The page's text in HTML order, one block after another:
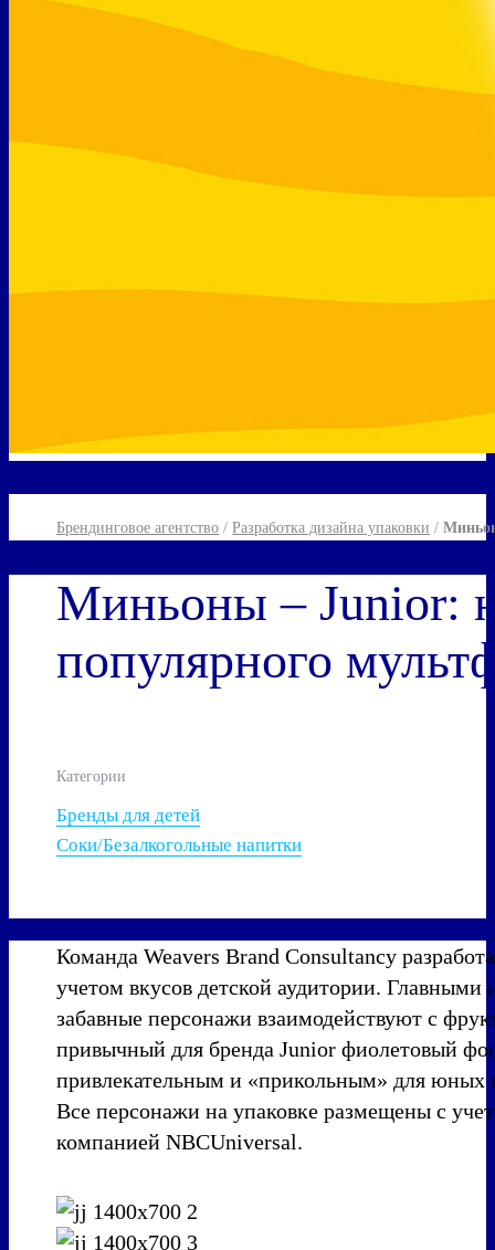
Брендинговое агентство /Разработка дизайна упаковки /
Миньоны – Junior:
популярного
Категории
Бренды для детей
Соки/Безалкогольные напитки
Команда Weavers Brand Consultancy
учетом вкусов детской аудитории.
забавные персонажи взаимодействуют с
привычный для бренда Junior фиолетовый
привлекательным и «прикольным» для юных
Все персонажи на упаковке размещены с
компанией NBCUniversal.